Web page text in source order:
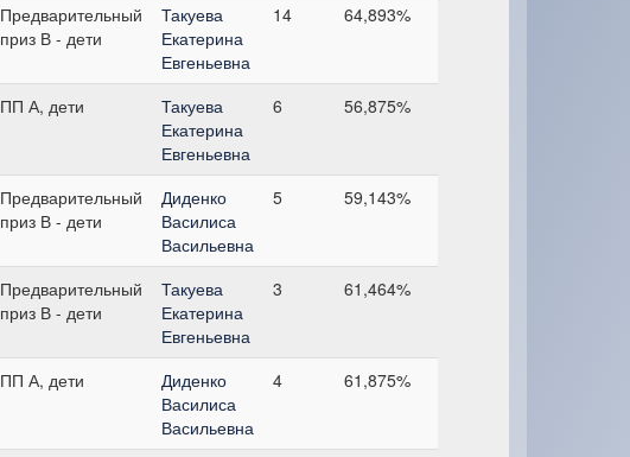
Предварительный
приз В - дети
Такуева
Екатерина
Евгеньевна
14 64,893%
ПП А, дети
Такуева
Екатерина
Евгеньевна
6 56,875%
Предварительный
приз В - дети
Диденко
Василиса
Васильевна
5 59,143%
Предварительный
приз В - дети
Такуева
Екатерина
Евгеньевна
3 61,464%
ПП А, дети
Диденко
Василиса
Васильевна
4 61,875%